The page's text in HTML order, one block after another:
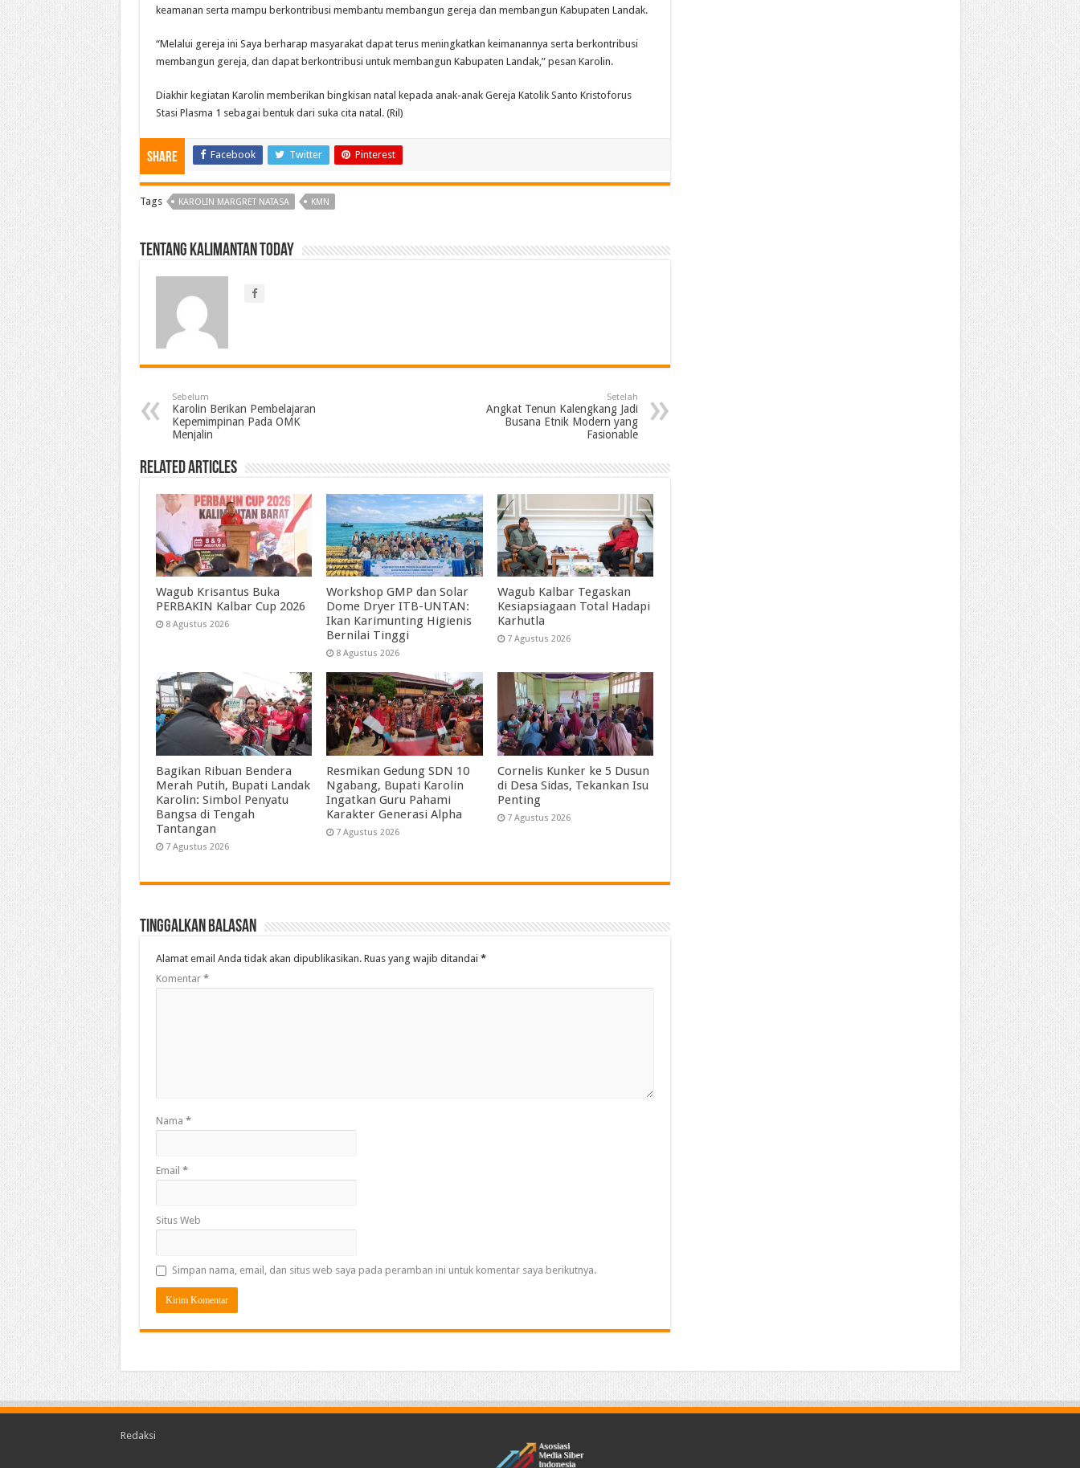
keamanan serta mampu berkontribusi membantu membangun gereja dan membangun Kabupaten Landak.
“Melalui gereja ini Saya berharap masyarakat dapat terus meningkatkan keimanannya serta berkontribusi
membangun gereja, dan dapat berkontribusi untuk membangun Kabupaten Landak,” pesan Karolin.
Diakhir kegiatan Karolin memberikan bingkisan natal kepada anak-anak Gereja Katolik Santo Kristoforus
Stasi Plasma 1 sebagai bentuk dari suka cita natal. (Ril)
Share Facebook Twitter Pinterest
Tags KAROLIN MARGRET NATASA KMN
Tentang Kalimantan Today
Sebelum
Karolin Berikan Pembelajaran
Kepemimpinan Pada OMK
Menjalin
Setelah
Angkat Tenun Kalengkang Jadi
Busana Etnik Modern yang
Fasionable
Related Articles
Wagub Krisantus Buka
PERBAKIN Kalbar Cup 2026
8 Agustus 2026
Workshop GMP dan Solar
Dome Dryer ITB-UNTAN:
Ikan Karimunting Higienis
Bernilai Tinggi
8 Agustus 2026
Wagub Kalbar Tegaskan
Kesiapsiagaan Total Hadapi
Karhutla
7 Agustus 2026
Bagikan Ribuan Bendera
Merah Putih, Bupati Landak
Karolin: Simbol Penyatu
Bangsa di Tengah
Tantangan
7 Agustus 2026
Resmikan Gedung SDN 10
Ngabang, Bupati Karolin
Ingatkan Guru Pahami
Karakter Generasi Alpha
7 Agustus 2026
Cornelis Kunker ke 5 Dusun
di Desa Sidas, Tekankan Isu
Penting
7 Agustus 2026
Tinggalkan Balasan
Alamat email Anda tidak akan dipublikasikan. Ruas yang wajib ditandai *
Komentar *
Nama *
Email *
Situs Web
Simpan nama, email, dan situs web saya pada peramban ini untuk komentar saya berikutnya.
Redaksi